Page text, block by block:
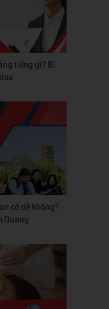
tiếng gì? Bí
có dễ không?
Quang